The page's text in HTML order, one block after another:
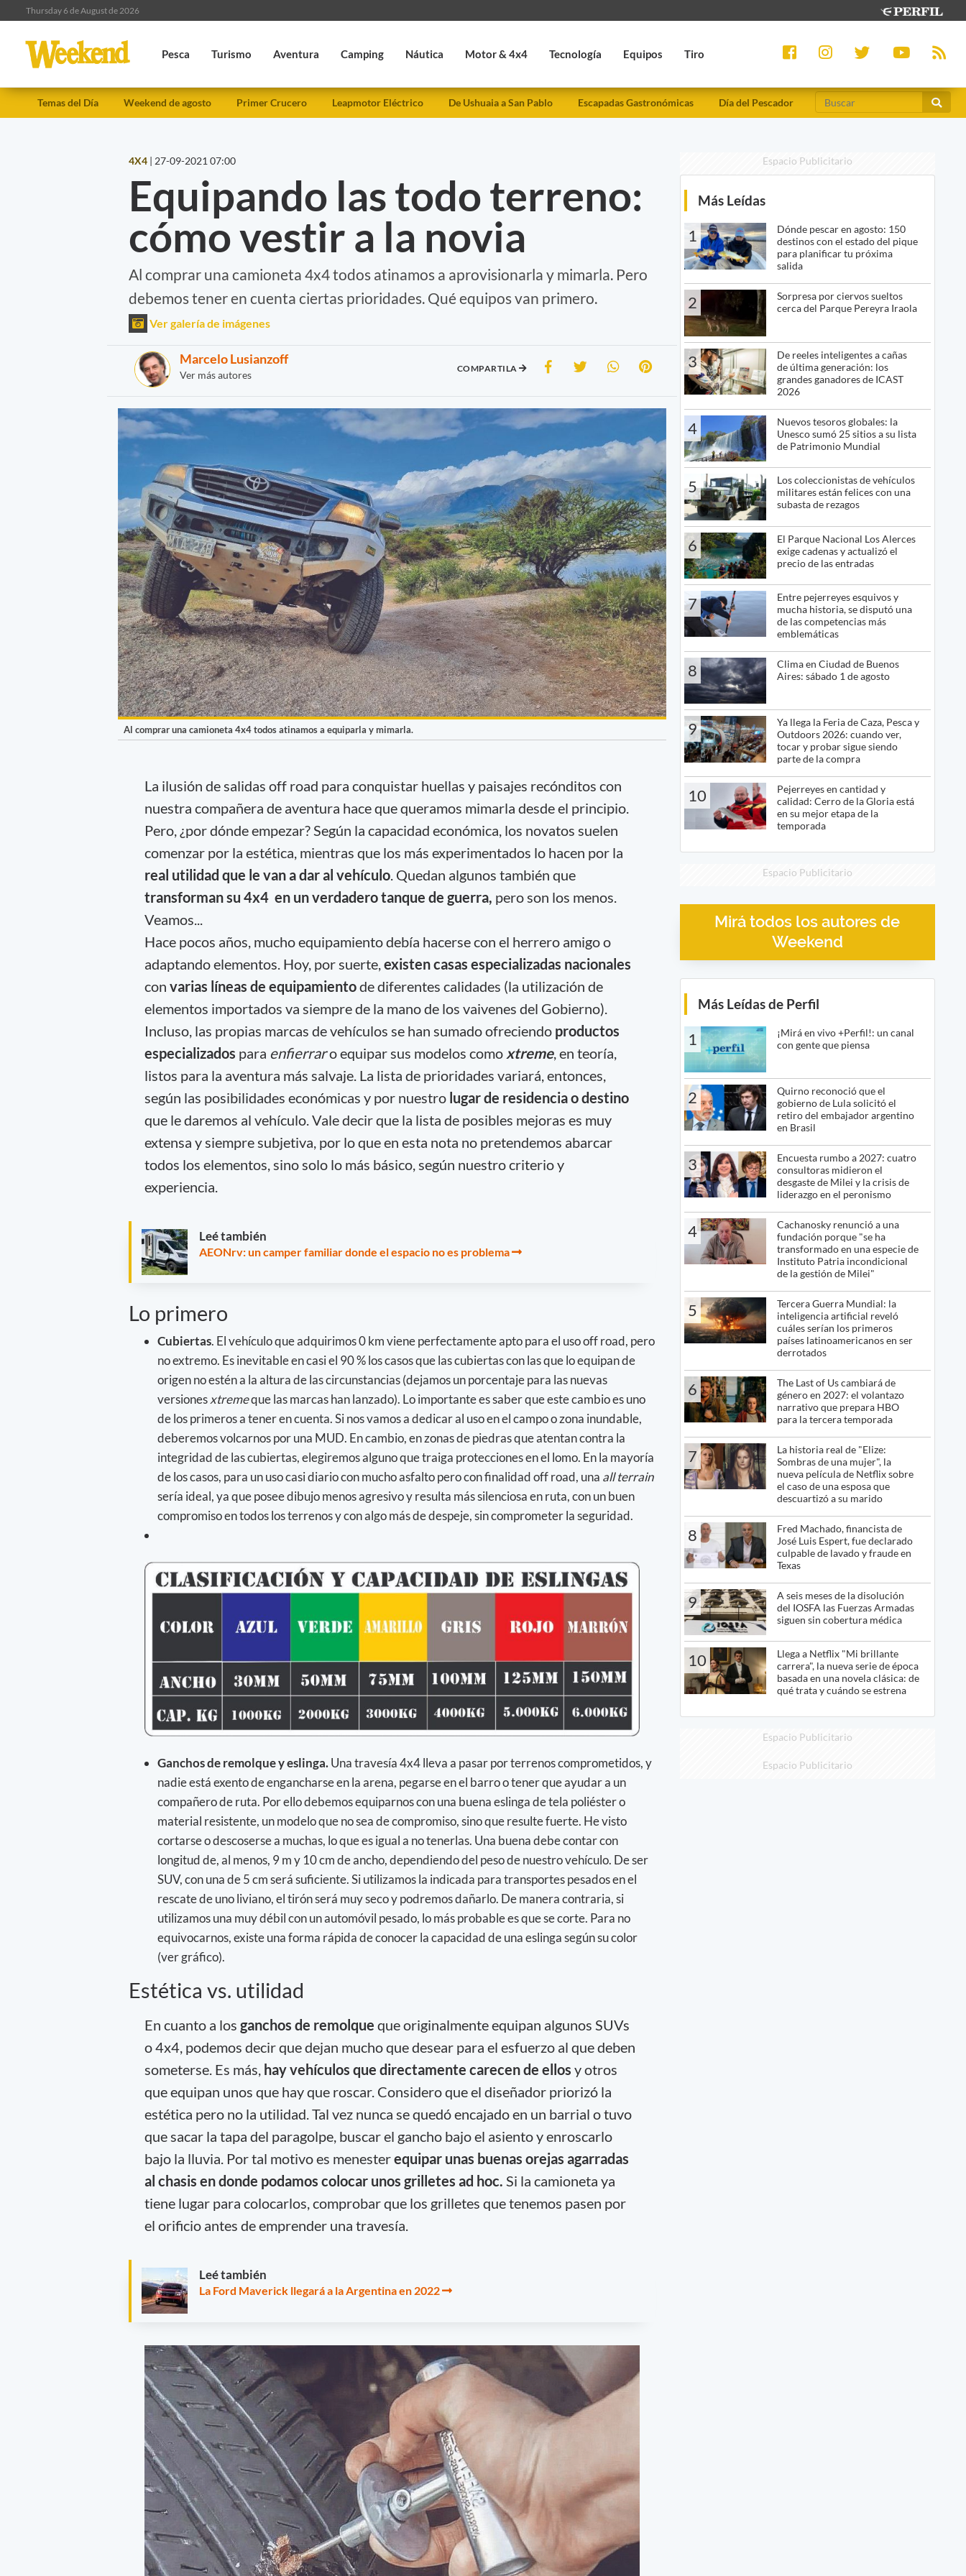
Thursday 6 de August de 2026
Pesca Turismo Aventura Camping Náutica Motor & 4x4 Tecnología Equipos Tiro
Temas del Día Weekend de agosto Primer Crucero Leapmotor Eléctrico De Ushuaia a San Pablo Escapadas Gastronómicas Día del Pescador
4X4 | 27-09-2021 07:00
Equipando las todo terreno:
cómo vestir a la novia
Al comprar una camioneta 4x4 todos atinamos a aprovisionarla y mimarla. Pero
debemos tener en cuenta ciertas prioridades. Qué equipos van primero.
Ver galería de imágenes
Marcelo Lusianzoff
Ver más autores
COMPARTILA
Al comprar una camioneta 4x4 todos atinamos a equiparla y mimarla.
La ilusión de salidas off road para conquistar huellas y paisajes recónditos con
nuestra compañera de aventura hace que queramos mimarla desde el principio.
Pero, ¿por dónde empezar? Según la capacidad económica, los novatos suelen
comenzar por la estética, mientras que los más experimentados lo hacen por la
real utilidad que le van a dar al vehículo. Quedan algunos también que
transforman su 4x4 en un verdadero tanque de guerra, pero son los menos.
Veamos...
Hace pocos años, mucho equipamiento debía hacerse con el herrero amigo o
adaptando elementos. Hoy, por suerte, existen casas especializadas nacionales
con varias líneas de equipamientode diferentes calidades (la utilización de
elementos importados va siempre de la mano de los vaivenes del Gobierno).
Incluso, las propias marcas de vehículos se han sumado ofreciendo productos
especializados para enfierraro equipar sus modelos como xtreme, en teoría,
listos para la aventura más salvaje. La lista de prioridades variará, entonces,
según las posibilidades económicas y por nuestrolugar de residencia o destino
que le daremos al vehículo. Vale decir que la lista de posibles mejoras es muy
extensa y siempre subjetiva, por lo que en esta nota no pretendemos abarcar
todos los elementos, sino solo lo más básico, según nuestro criterio y
experiencia.
Leé también
AEONrv: un camper familiar donde el espacio no es problema
Lo primero
Cubiertas. El vehículo que adquirimos 0 km viene perfectamente apto para el uso off road, pero
no extremo. Es inevitable en casi el 90 % los casos que las cubiertas con las que lo equipan de
origen no estén a la altura de las circunstancias (dejamos un porcentaje para las nuevas
versionesxtremeque las marcas han lanzado). Lo importante es saber que este cambio es uno
de los primeros a tener en cuenta. Si nos vamos a dedicar al uso en el campo o zona inundable,
deberemos volcarnos por una MUD. En cambio, en zonas de piedras que atentan contra la
integridad de las cubiertas, elegiremos alguno que traiga protecciones en el lomo. En la mayoría
de los casos, para un uso casi diario con mucho asfalto pero con finalidad off road, una all terrain
sería ideal, ya que posee dibujo menos agresivo y resulta más silenciosa en ruta, con un buen
compromiso en todos los terrenos y con algo más de despeje, sin comprometer la seguridad.
Ganchos de remolque y eslinga.Una travesía 4x4 lleva a pasar por terrenos comprometidos, y
nadie está exento de engancharse en la arena, pegarse en el barro o tener que ayudar a un
compañero de ruta. Por ello debemos equiparnos con una buena eslinga de tela poliéster o
material resistente, un modelo que no sea de compromiso, sino que resulte fuerte. He visto
cortarse o descoserse a muchas, lo que es igual a no tenerlas. Una buena debe contar con
longitud de, al menos, 9 m y 10 cm de ancho, dependiendo del peso de nuestro vehículo. De ser
SUV, con una de 5 cm será suficiente. Si utilizamos la indicada para transportes pesados en el
rescate de uno liviano, el tirón será muy seco y podremos dañarlo. De manera contraria, si
utilizamos una muy débil con un automóvil pesado, lo más probable es que se corte. Para no
equivocarnos, existe una forma rápida de conocer la capacidad de una eslinga según su color
(ver gráfico).
Estética vs. utilidad
En cuanto a los ganchos de remolque que originalmente equipan algunos SUVs
o 4x4, podemos decir que dejan mucho que desear para el esfuerzo al que deben
someterse. Es más, hay vehículos que directamente carecen de ellos y otros
que equipan unos que hay que roscar. Considero que el diseñador priorizó la
estética pero no la utilidad. Tal vez nunca se quedó encajado en un barrial o tuvo
que sacar la tapa del paragolpe, buscar el gancho bajo el asiento y enroscarlo
bajo la lluvia. Por tal motivo es menesterequipar unas buenas orejas agarradas
al chasis en donde podamos colocar unos grilletes ad hoc. Si la camioneta ya
tiene lugar para colocarlos, comprobar que los grilletes que tenemos pasen por
el orificio antes de emprender una travesía.
Leé también
La Ford Maverick llegará a la Argentina en 2022
Espacio Publicitario
Más Leídas
1
Dónde pescar en agosto: 150
destinos con el estado del pique
para planificar tu próxima
salida
2
Sorpresa por ciervos sueltos
cerca del Parque Pereyra Iraola
3
De reeles inteligentes a cañas
de última generación: los
grandes ganadores de ICAST
2026
4
Nuevos tesoros globales: la
Unesco sumó 25 sitios a su lista
de Patrimonio Mundial
5
Los coleccionistas de vehículos
militares están felices con una
subasta de rezagos
6
El Parque Nacional Los Alerces
exige cadenas y actualizó el
precio de las entradas
7
Entre pejerreyes esquivos y
mucha historia, se disputó una
de las competencias más
emblemáticas
8
Clima en Ciudad de Buenos
Aires: sábado 1 de agosto
9
Ya llega la Feria de Caza, Pesca y
Outdoors 2026: cuando ver,
tocar y probar sigue siendo
parte de la compra
10
Pejerreyes en cantidad y
calidad: Cerro de la Gloria está
en su mejor etapa de la
temporada
Espacio Publicitario
Mirá todos los autores de
Weekend
Más Leídas de Perfil
1
¡Mirá en vivo +Perfil!: un canal
con gente que piensa
2
Quirno reconoció que el
gobierno de Lula solicitó el
retiro del embajador argentino
en Brasil
3
Encuesta rumbo a 2027: cuatro
consultoras midieron el
desgaste de Milei y la crisis de
liderazgo en el peronismo
4
Cachanosky renunció a una
fundación porque "se ha
transformado en una especie de
Instituto Patria incondicional
de la gestión de Milei"
5
Tercera Guerra Mundial: la
inteligencia artificial reveló
cuáles serían los primeros
países latinoamericanos en ser
derrotados
6
The Last of Us cambiará de
género en 2027: el volantazo
narrativo que prepara HBO
para la tercera temporada
7
La historia real de "Elize:
Sombras de una mujer", la
nueva película de Netflix sobre
el caso de una esposa que
descuartizó a su marido
8
Fred Machado, financista de
José Luis Espert, fue declarado
culpable de lavado y fraude en
Texas
9
A seis meses de la disolución
del IOSFA las Fuerzas Armadas
siguen sin cobertura médica
10
Llega a Netflix "Mi brillante
carrera", la nueva serie de época
basada en una novela clásica: de
qué trata y cuándo se estrena
Espacio Publicitario
Espacio Publicitario